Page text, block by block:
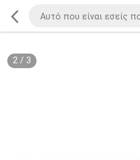
2/ 3